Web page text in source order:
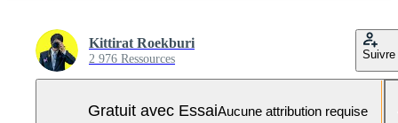
Kittirat Roekburi
2 976 Ressources Suivre
Gratuit avec EssaiAucune attribution requise